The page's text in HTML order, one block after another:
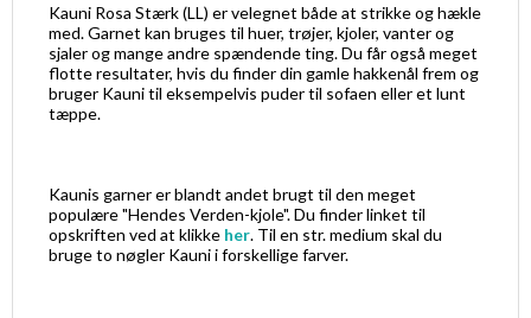
Kauni Rosa Stærk (LL) er velegnet både at strikke og hækle
med. Garnet kan bruges til huer, trøjer, kjoler, vanter og
sjaler og mange andre spændende ting. Du får også meget
flotte resultater, hvis du finder din gamle hakkenål frem og
bruger Kauni til eksempelvis puder til sofaen eller et lunt
tæppe.
Kaunis garner er blandt andet brugt til den meget
populære "Hendes Verden-kjole". Du finder linket til
opskriften ved at klikke her. Til en str. medium skal du
bruge to nøgler Kauni i forskellige farver.